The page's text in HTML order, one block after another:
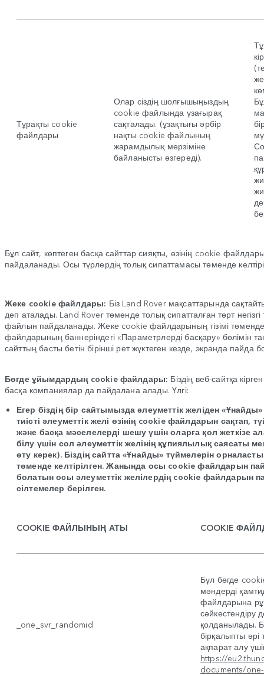
Тұрақты cookie
файлдары
Олар сіздің шолғышыңыздың
cookie файлында ұзағырақ
сақталады. (ұзақтығы әрбір
нақты cookie файлының
жарамдылық мерзіміне
байланысты өзгереді).
Бұл сайт, көптеген басқа сайттар сияқты, өзінің cookie
пайдаланады. Осы түрлердің толық сипаттамасы төменде
Жеке cookie файлдары: Біз Land Rover мақсаттарында
деп аталады. Land Rover төменде толық сипатталған төрт
файлын пайдаланады. Жеке cookie файлдарының тізімі
файлдарының баннеріндегі «Параметрлерді басқару» бөлімін
сайттың басты бетін бірінші рет жүктеген кезде, экранда пайда
Бөгде ұйымдардың cookie файлдары: Біздің веб-сайтқа
басқа компаниялар да пайдалана алады. Үлгі:
Егер біздің бір сайтымызда әлеуметтік желіден
тиісті әлеуметтік желі өзінің cookie файлдарын
және басқа мәселелерді шешу үшін оларға қол
білу үшін сол әлеуметтік желінің құпиялылық саясаты
өту керек). Біздің сайтта «Ұнайды» түймелерін
төменде келтірілген. Жанында осы cookie файлдарын
болатын осы әлеуметтік желілердің cookie файлдарын
сілтемелер берілген.
COOKIE ФАЙЛЫНЫҢ АТЫ COOKIE
_one_svr_randomid
Бұл бөгде
мәндерді
файлдарына
сәйкестендіру
қолданылады.
бірқалыпты әрі
ақпарат алу
https://
documents/